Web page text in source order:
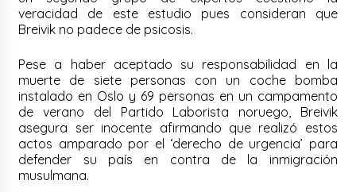
veracidad de este estudio pues consideran que
Breivik no padece de psicosis.
Pese a haber aceptado su responsabilidad en la
muerte de siete personas con un coche bomba
instalado en Oslo y 69 personas en un campamento
de verano del Partido Laborista noruego, Breivik
asegura ser inocente afirmando que realizó estos
actos amparado por el ‘derecho de urgencia’ para
defender su país en contra de la inmigración
musulmana.